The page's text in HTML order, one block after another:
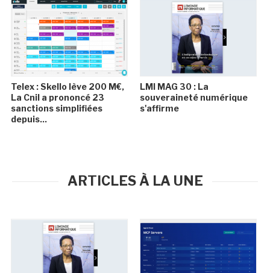
Telex : Skello lève 200 M€,
La Cnil a prononcé 23
sanctions simplifiées
depuis...
LMI MAG 30 : La
souveraineté numérique
s'affirme
ARTICLES À LA UNE